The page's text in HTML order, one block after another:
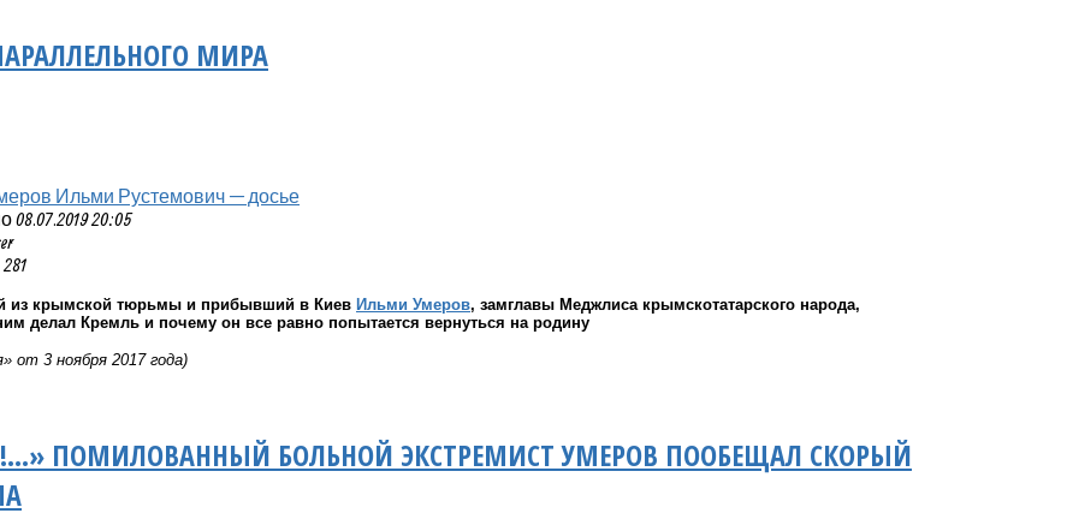
МИРА
Ильми Рустемович — досье
20:05
из крымской тюрьмы и прибывший в Киев Ильми Умеров, замглавы Меджлиса крымскотатарского народа,
делал Кремль и почему он все равно попытается вернуться на родину
от 3 ноября 2017 года)
ПОМИЛОВАННЫЙ БОЛЬНОЙ ЭКСТРЕМИСТ УМЕРОВ ПООБЕЩАЛ СКОРЫЙ